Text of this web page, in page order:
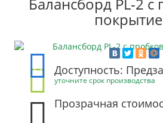
Доступность:
уточните срок производства
Прозрачная